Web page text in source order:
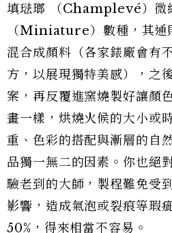
填琺瑯 （Champlevé）微
（Miniature）數種，其通
混合成顏料（各家錶廠會有
方，以展現獨特美感），之
案，再反覆進窯燒製好讓顏
畫一樣，烘燒火候的大小或
重、色彩的搭配與漸層的自
品獨一無二的因素。你也絕
驗老到的大師，製程難免受
影響，造成氣泡或裂痕等瑕
50%，得來相當不容易。